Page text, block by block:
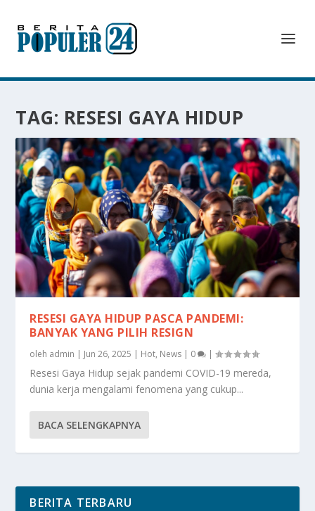
TAG: RESESI GAYA HIDUP
RESESI GAYA HIDUP PASCA PANDEMI:
BANYAK YANG PILIH RESIGN
oleh admin | Jun 26, 2025 | Hot, News | 0 |
Resesi Gaya Hidup sejak pandemi COVID-19 mereda,
dunia kerja mengalami fenomena yang cukup...
BACA SELENGKAPNYA
BERITA TERBARU